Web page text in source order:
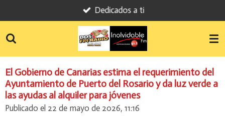
al
contenido
Dedicados a ti
El Gobierno de Canarias estima el requerimiento del
Ayuntamiento de Puerto del Rosario y da luz verde a
las ayudas al alquiler para jóvenes
Publicado el 22 de mayo de 2026, 11:16